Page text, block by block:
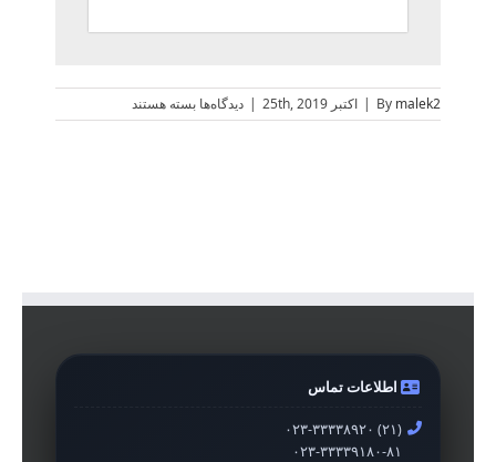
By malek2
| اکتبر 25th, 2019 | دیدگاه‌ها برای
تعرفه
بسته هستند
اطلاعات تماس
۰۲۳-۳۳۳۳۸۹۲۰ (۲۱)
۰۲۳-۳۳۳۳۹۱۸۰-۸۱